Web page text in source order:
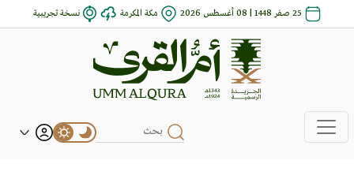
25 صفر 1448 | 08 أغسطس 2026 مكة المكرمة نسخة تجريبية